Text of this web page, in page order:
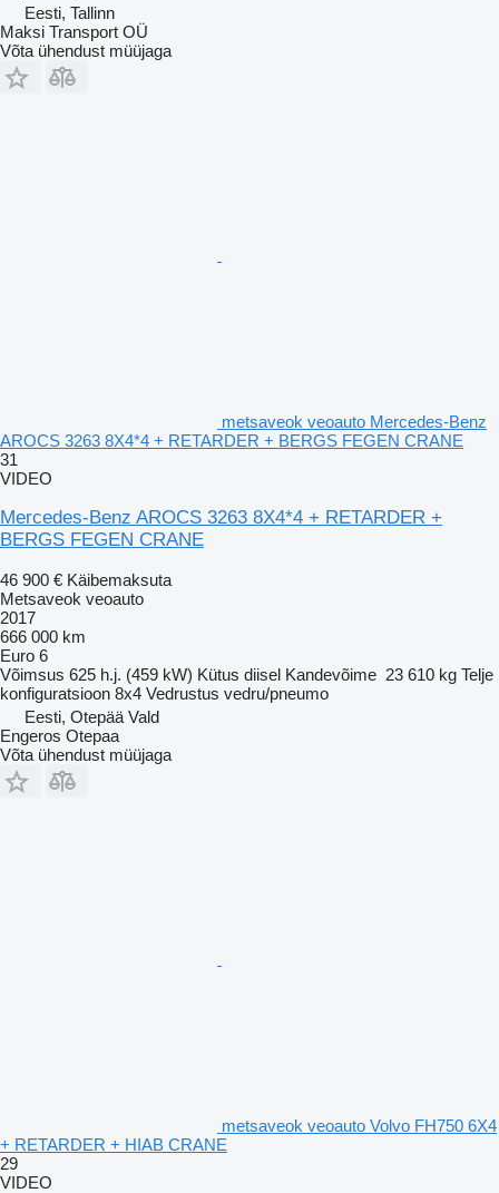
Eesti, Tallinn
Maksi Transport OÜ
Võta ühendust müüjaga
metsaveok veoauto Mercedes-Benz
AROCS 3263 8X4*4 + RETARDER + BERGS FEGEN CRANE
31
VIDEO
Mercedes-Benz AROCS 3263 8X4*4 + RETARDER +
BERGS FEGEN CRANE
46 900 € Käibemaksuta
Metsaveok veoauto
2017
666 000 km
Euro 6
Võimsus 625 h.j. (459 kW) Kütus diisel Kandevõime 23 610 kg Telje
konfiguratsioon 8x4 Vedrustus vedru/pneumo
Eesti, Otepää Vald
Engeros Otepaa
Võta ühendust müüjaga
metsaveok veoauto Volvo FH750 6X4
+ RETARDER + HIAB CRANE
29
VIDEO